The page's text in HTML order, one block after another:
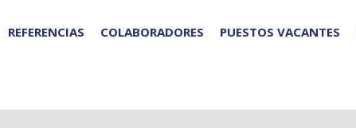
REFERENCIAS COLABORADORES PUESTOS VACANTES